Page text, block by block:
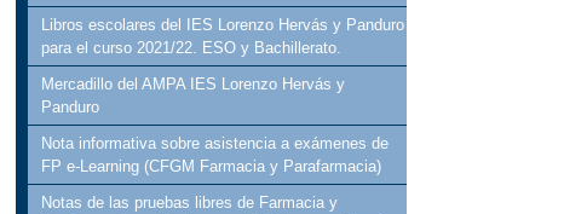
Libros escolares del IES Lorenzo Hervás y Panduro
para el curso 2021/22. ESO y Bachillerato.
Mercadillo del AMPA IES Lorenzo Hervás y
Panduro
Nota informativa sobre asistencia a exámenes de
FP e-Learning (CFGM Farmacia y Parafarmacia)
Notas de las pruebas libres de Farmacia y